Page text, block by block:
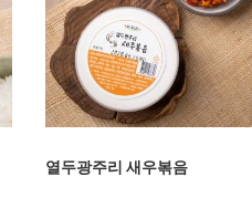
열두광주리 새우볶음